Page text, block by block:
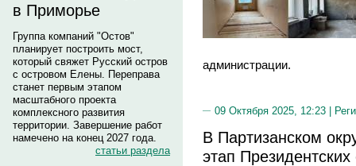
в Приморье
Группа компаний "Остов"
планирует построить мост,
который свяжет Русский остров
с островом Елены. Переправа
станет первым этапом
масштабного проекта
комплексного развития
территории. Завершение работ
намечено на конец 2027 года.
статьи раздела
администрации.
09 Октября 2025, 12:23 |
В Партизанском
этап